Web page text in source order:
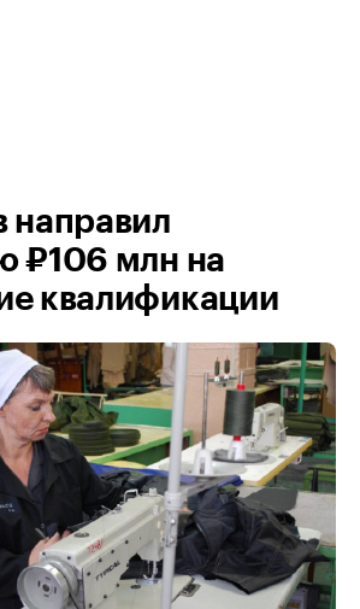
направил
₽106 млн на
квалификации